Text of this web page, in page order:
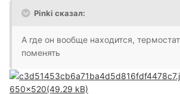
Pinki сказал:
А где он вообще находится,
поменять
650x520(49.29 kB)